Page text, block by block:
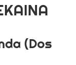
(Dos